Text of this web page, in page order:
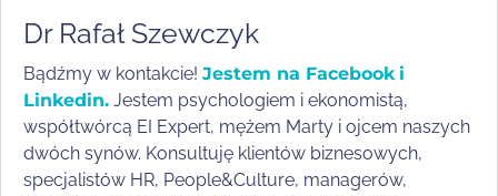
Dr Rafał Szewczyk
Bądźmy w kontakcie! Jestem na Facebook i
Linkedin. Jestem psychologiem i ekonomistą,
współtwórcą EI Expert, mężem Marty i ojcem naszych
dwóch synów. Konsultuję klientów biznesowych,
specjalistów HR, People&Culture, managerów,